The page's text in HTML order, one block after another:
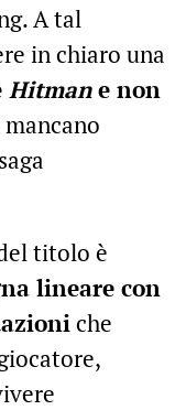
A tal
in chiaro una
Hitmane non
titolo è
lineare con
che